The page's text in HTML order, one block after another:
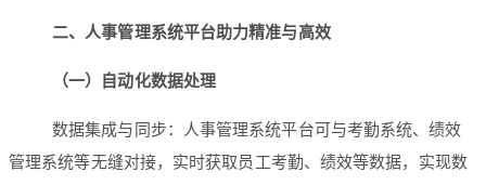
二、人事管理系统平台助力精准与高效
（一）自动化数据处理
数据集成与同步：人事管理系统平台可与考勤系统、绩效
管理系统等无缝对接，实时获取员工考勤、绩效等数据，实现数